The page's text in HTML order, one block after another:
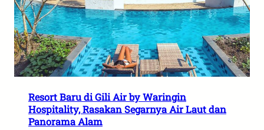
Resort Baru di Gili Air by Waringin
Hospitality, Rasakan Segarnya Air Laut dan
Panorama Alam